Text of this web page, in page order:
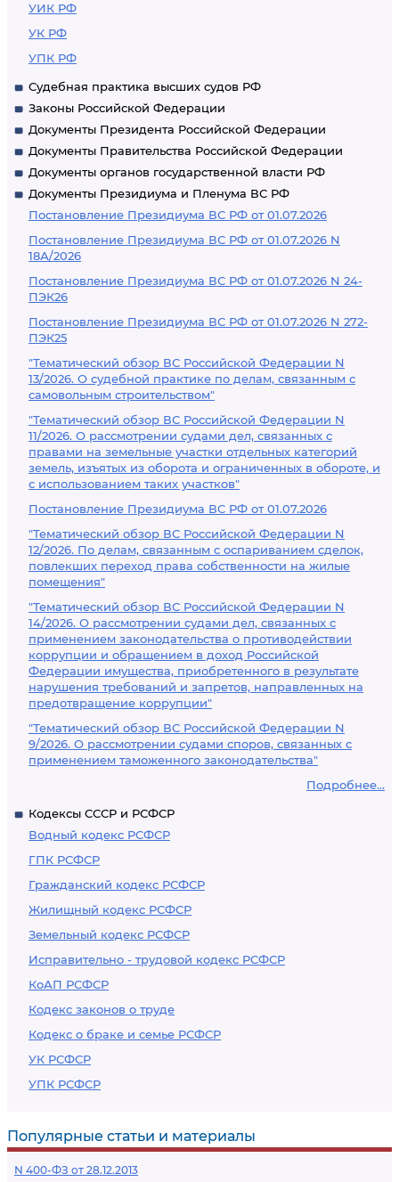
УИК РФ
УК РФ
УПК РФ
Судебная практика высших судов РФ
Законы Российской Федерации
Документы Президента Российской Федерации
Документы Правительства Российской Федерации
Документы органов государственной власти РФ
Документы Президиума и Пленума ВС РФ
Постановление Президиума ВС РФ от 01.07.2026
Постановление Президиума ВС РФ от 01.07.2026 N
18А/2026
Постановление Президиума ВС РФ от 01.07.2026 N 24-
ПЭК26
Постановление Президиума ВС РФ от 01.07.2026 N 272-
ПЭК25
"Тематический обзор ВС Российской Федерации N
13/2026. О судебной практике по делам, связанным с
самовольным строительством"
"Тематический обзор ВС Российской Федерации N
11/2026. О рассмотрении судами дел, связанных с
правами на земельные участки отдельных категорий
земель, изъятых из оборота и ограниченных в обороте, и
с использованием таких участков"
Постановление Президиума ВС РФ от 01.07.2026
"Тематический обзор ВС Российской Федерации N
12/2026. По делам, связанным с оспариванием сделок,
повлекших переход права собственности на жилые
помещения"
"Тематический обзор ВС Российской Федерации N
14/2026. О рассмотрении судами дел, связанных с
применением законодательства о противодействии
коррупции и обращением в доход Российской
Федерации имущества, приобретенного в результате
нарушения требований и запретов, направленных на
предотвращение коррупции"
"Тематический обзор ВС Российской Федерации N
9/2026. О рассмотрении судами споров, связанных с
применением таможенного законодательства"
Подробнее...
Кодексы СССР и РСФСР
Водный кодекс РСФСР
ГПК РСФСР
Гражданский кодекс РСФСР
Жилищный кодекс РСФСР
Земельный кодекс РСФСР
Исправительно - трудовой кодекс РСФСР
КоАП РСФСР
Кодекс законов о труде
Кодекс о браке и семье РСФСР
УК РСФСР
УПК РСФСР
Популярные статьи и материалы
N 400-ФЗ от 28.12.2013